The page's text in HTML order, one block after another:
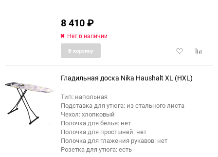
8 410₽
Нет в наличии
Добавить
В корзину
Гладильная доска Nika Haushalt XL (HXL)
Тип: напольная
Подставка для утюга: из стального листа
Чехол: хлопковый
Полочка для белья: нет
Полочка для простыней: нет
Полочка для глажения рукавов: нет
Розетка для утюга: есть